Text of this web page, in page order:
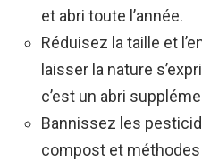
et abri toute l’année.
Réduisez la taille et
laisser la nature
c’est un abri
Bannissez les
compost et